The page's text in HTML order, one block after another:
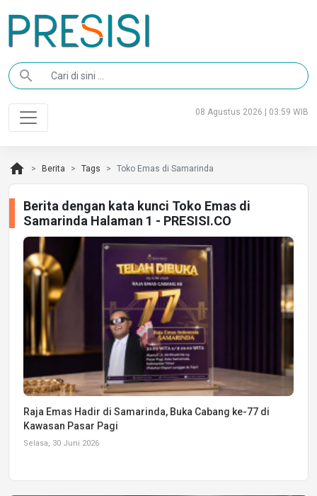
search
08 Agustus 2026 | 03:59 WIB
home Berita Tags Toko Emas di Samarinda
Berita dengan kata kunci Toko Emas di
Samarinda Halaman 1 - PRESISI.CO
Raja Emas Hadir di Samarinda, Buka Cabang ke-77 di
Kawasan Pasar Pagi
Selasa, 30 Juni 2026